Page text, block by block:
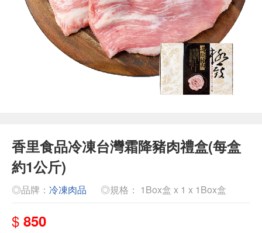
香里食品冷凍台灣霜降豬肉禮盒(每盒
約1公斤)
◎品牌： 冷凍肉品 ◎規格： 1Box盒 x 1 x 1Box盒
$ 850